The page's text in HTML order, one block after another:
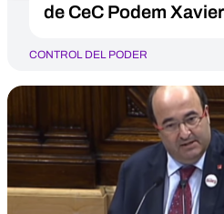
de CeC Podem
CONTROL DEL PODER